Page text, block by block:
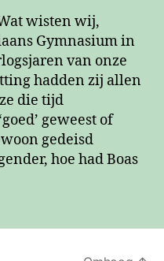
wisten wij,
Gymnasium in
van onze
hadden zij allen
die tijd
geweest of
gedeisd
hoe had Boas